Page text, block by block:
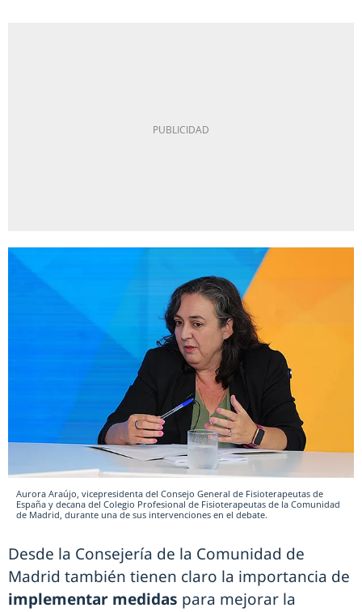
Aurora Araújo, vicepresidenta del Consejo General de Fisioterapeutas de
España y decana del Colegio Profesional de Fisioterapeutas de la Comunidad
de Madrid, durante una de sus intervenciones en el debate.
Desde la Consejería de la Comunidad de
Madrid también tienen claro la importancia de
implementar medidas para mejorar la